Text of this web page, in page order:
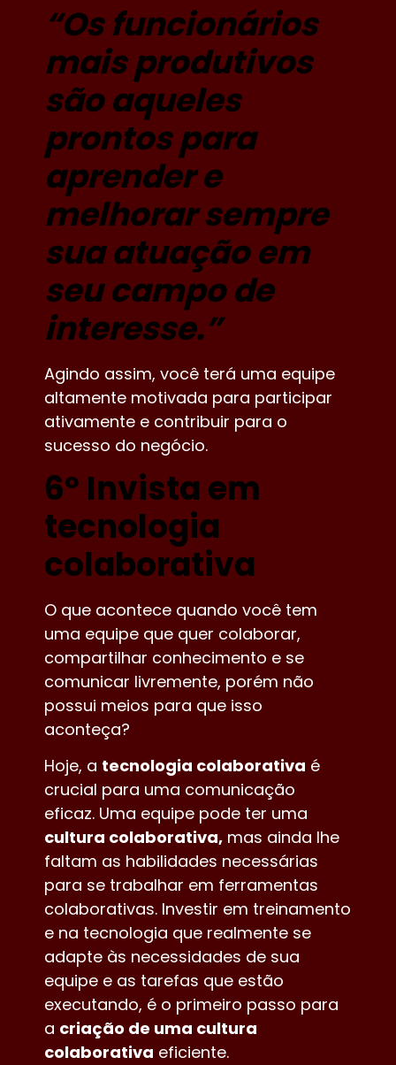
“Os funcionários
mais produtivos
são aqueles
prontos para
aprender e
melhorar sempre
sua atuação em
seu campo de
interesse.”
Agindo assim, você terá uma equipe
altamente motivada para participar
ativamente e contribuir para o
sucesso do negócio.
6º Invista em
tecnologia
colaborativa
O que acontece quando você tem
uma equipe que quer colaborar,
compartilhar conhecimento e se
comunicar livremente, porém não
possui meios para que isso
aconteça?
Hoje, a tecnologia colaborativa é
crucial para uma comunicação
eficaz. Uma equipe pode ter uma
cultura colaborativa, mas ainda lhe
faltam as habilidades necessárias
para se trabalhar em ferramentas
colaborativas. Investir em treinamento
e na tecnologia que realmente se
adapte às necessidades de sua
equipe e as tarefas que estão
executando, é o primeiro passo para
a criação de uma cultura
colaborativa eficiente.